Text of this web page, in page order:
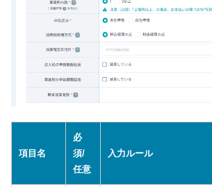
項目名
必
須/
任意
入力ルール